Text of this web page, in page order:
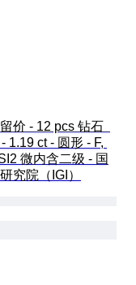
价 - 12 pcs 钻石
1.19 ct - 圆形 - F,
微内含二级 - 国
究院（IGI）